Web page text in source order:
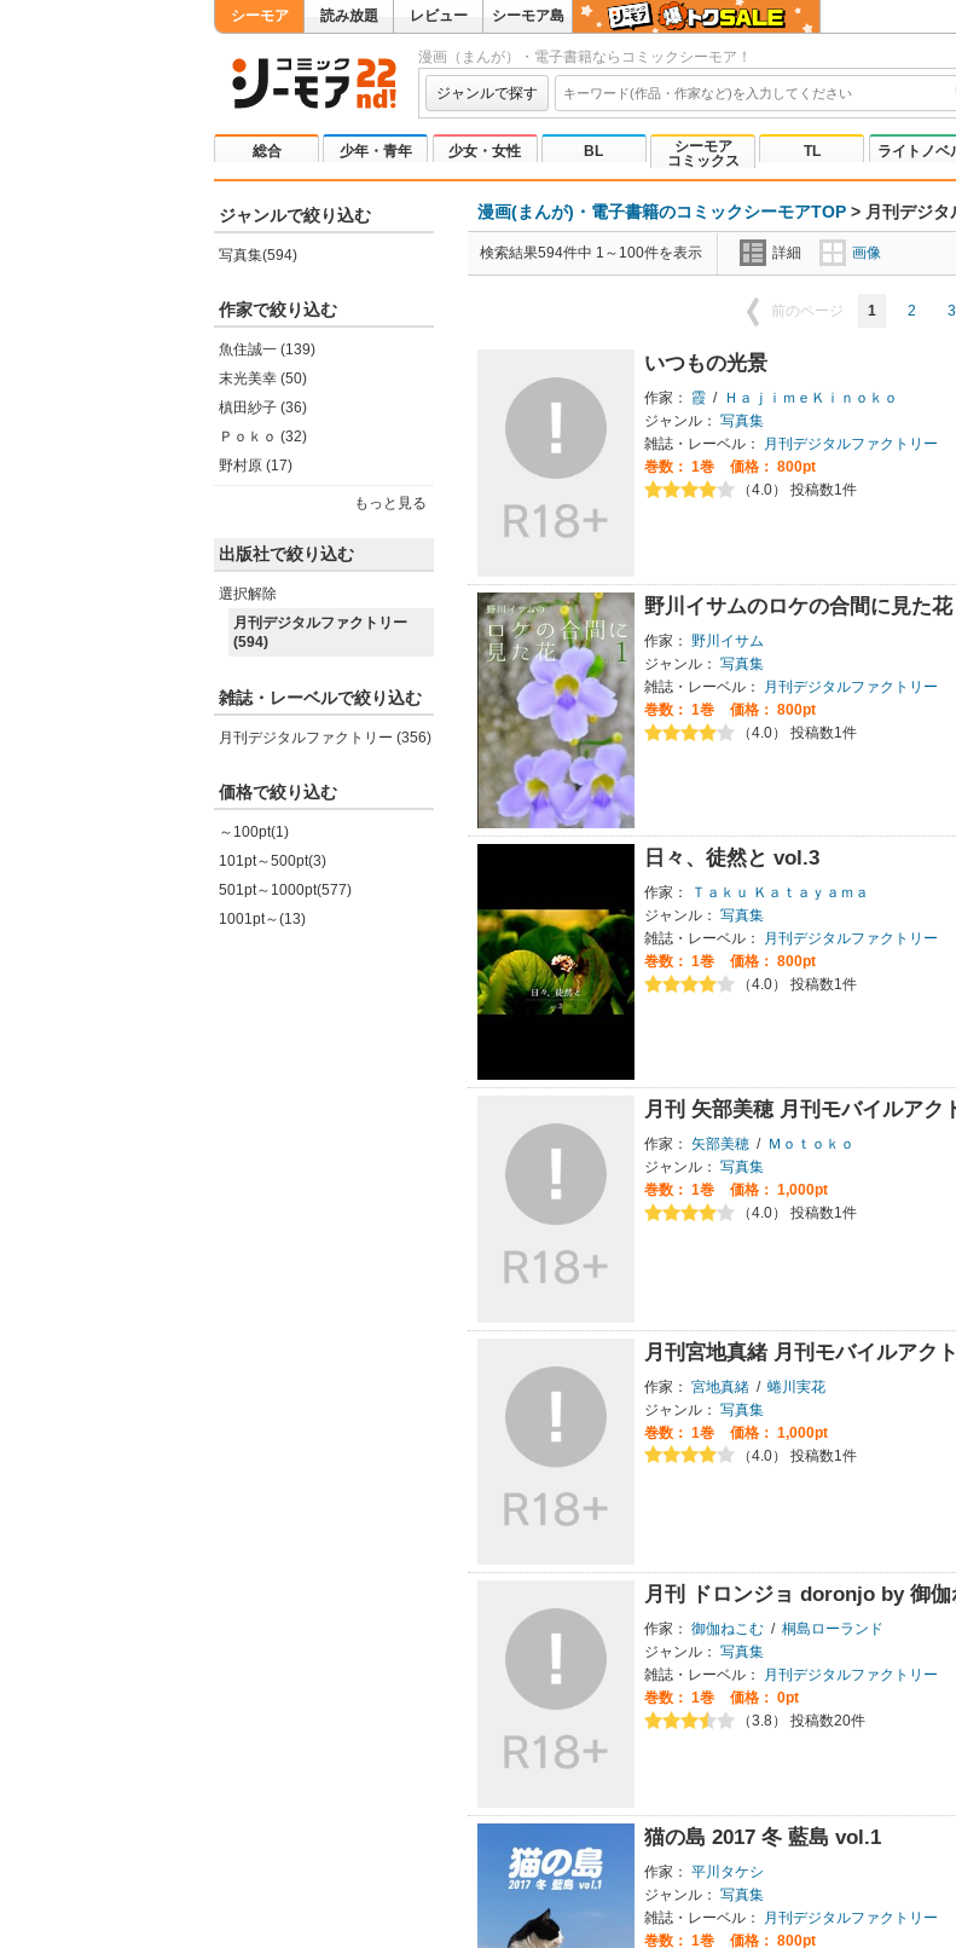
シーモア 読み放題 レビュー シーモア島
漫画（まんが）・電子書籍ならコミックシーモア！
ジャンルで探す
総合 少年・青年 少女・女性 BL
シーモア
コミックス
TL ライトノベ
ジャンルで絞り込む
写真集(594)
作家で絞り込む
魚住誠一 (139)
末光美幸 (50)
槙田紗子 (36)
Ｐｏｋｏ (32)
野村原 (17)
もっと見る
出版社で絞り込む
選択解除
月刊デジタルファクトリー
(594)
雑誌・レーベルで絞り込む
月刊デジタルファクトリー (356)
価格で絞り込む
～100pt(1)
101pt～500pt(3)
501pt～1000pt(577)
1001pt～(13)
漫画(まんが)・電子書籍のコミックシーモアTOP > 月刊デジ
検索結果594件中 1～100件を表示 詳細 画像
前のページ 1 2 3
いつもの光景
作家： 霞 /
ＨａｊｉｍｅＫｉｎｏｋｏ
ジャンル： 写真集
雑誌・レーベル：
月刊デジタルファクトリー
巻数： 1巻
価格： 800pt
（4.0） 投稿数1件
野川イサムのロケの合間に見た
作家： 野川イサム
ジャンル： 写真集
雑誌・レーベル：
月刊デジタルファクトリー
巻数： 1巻
価格： 800pt
（4.0） 投稿数1件
日々、徒然と vol.3
作家：
Ｔａｋｕ Ｋａｔａｙａｍａ
ジャンル： 写真集
雑誌・レーベル：
月刊デジタルファクトリー
巻数： 1巻
価格： 800pt
（4.0） 投稿数1件
月刊 矢部美穂 月刊モバイルアク
作家： 矢部美穂 /
Ｍｏｔｏｋｏ
ジャンル： 写真集
巻数： 1巻
価格： 1,000pt
（4.0） 投稿数1件
月刊宮地真緒 月刊モバイルアク
作家： 宮地真緒 / 蜷川実花
ジャンル： 写真集
巻数： 1巻
価格： 1,000pt
（4.0） 投稿数1件
月刊 ドロンジョ doronjo by 御
作家： 御伽ねこむ / 桐島ローランド
ジャンル： 写真集
雑誌・レーベル：
月刊デジタルファクトリー
巻数： 1巻
価格： 0pt
（3.8） 投稿数20件
猫の島 2017 冬 藍島 vol.1
作家： 平川タケシ
ジャンル： 写真集
雑誌・レーベル：
月刊デジタルファクトリー
巻数： 1巻
価格： 800pt